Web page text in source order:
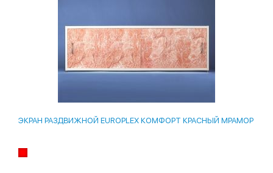
ЭКРАН РАЗДВИЖНОЙ EUROPLEX КОМФОРТ КРАСНЫЙ МРАМОР